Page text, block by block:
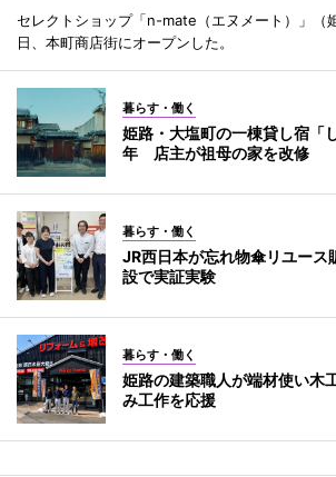
セレクトショップ「n-mate（エヌメート）」（
日、本町商店街にオープンした。
暮らす・働く
姫路・大塩町の一棟貸し宿「
年 店主が祖母の家を改修
暮らす・働く
JR西日本が忘れ物傘リユー
設で実証実験
暮らす・働く
姫路の建築職人が端材使い
み工作を応援